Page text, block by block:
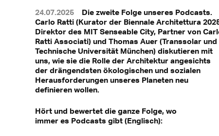
24.07.2025
Die zweite Folge unseres Podcasts.
Carlo Ratti (Kurator der Biennale Architettura
Direktor des MIT Senseable City, Partner von
Ratti Associati) und Thomas Auer (Transsolar und
Technische Universität München) diskutieren mit
uns, wie sie die Rolle der Architektur angesichts
der drängendsten ökologischen und sozialen
Herausforderungen unseres Planeten neu
definieren wollen.
Hört und bewertet die ganze Folge, wo
immer es Podcasts gibt (Englisch):